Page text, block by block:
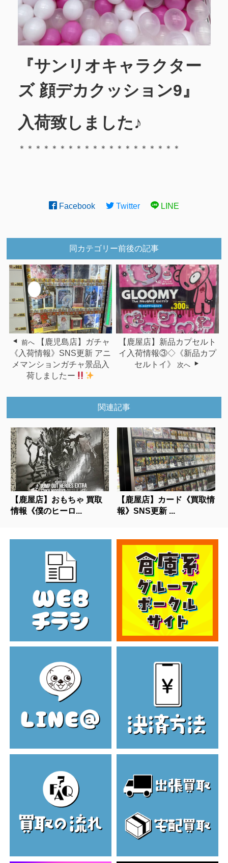
『サンリオキャラクター
ズ 顔デカクッション9』
入荷致しました♪
＊＊＊＊＊＊＊＊＊＊＊＊＊＊＊＊＊＊＊＊
Facebook Twitter LINE
同カテゴリー前後の記事
前へ
【鹿児島店】ガチャ
《入荷情報》SNS更新 アニ
メマンションガチャ景品入
荷しましたー
【鹿屋店】新品カプセルト
イ入荷情報③◇《新品カプ
セルトイ》
次へ
関連記事
【鹿屋店】おもちゃ 買取
情報《僕のヒーロ...
【鹿屋店】カード《買取情
報》SNS更新 ...